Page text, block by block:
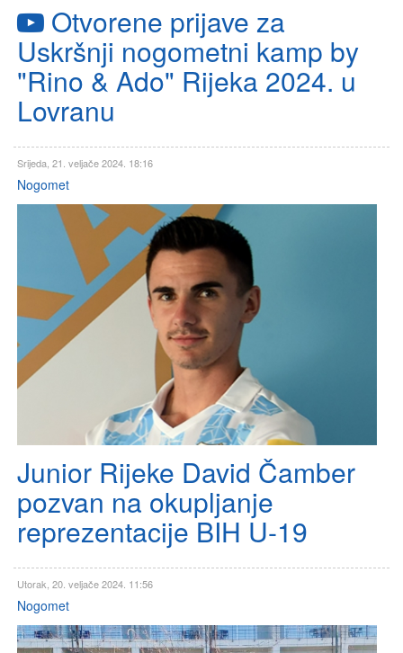
Otvorene prijave za
Uskršnji nogometni kamp by
"Rino & Ado" Rijeka 2024. u
Lovranu
Srijeda, 21. veljače 2024. 18:16
Nogomet
Junior Rijeke David Čamber
pozvan na okupljanje
reprezentacije BIH U-19
Utorak, 20. veljače 2024. 11:56
Nogomet